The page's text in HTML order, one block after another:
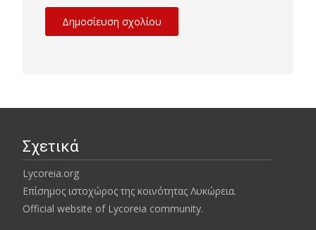
Σχετικά
Lycoreia.org
Επίσημος ιστοχώρος της κοινότητας Λυκώρεια.
Official website of Lycoreia community.